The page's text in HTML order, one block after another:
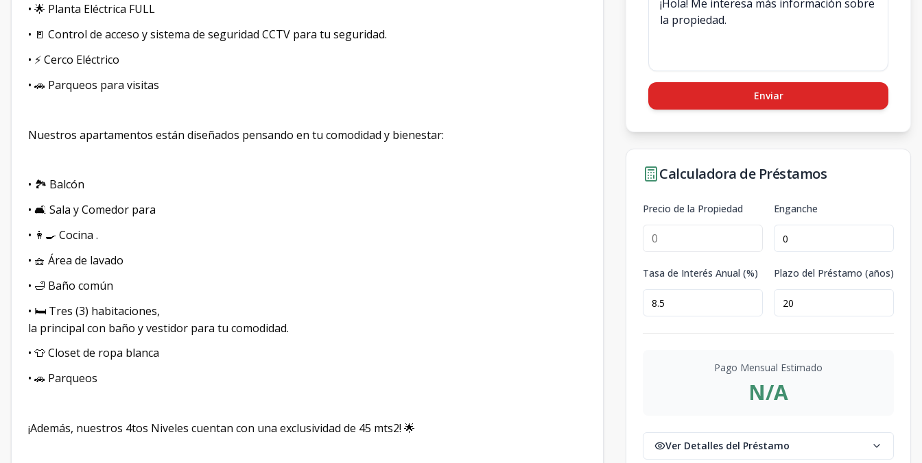
• 🌟 Planta Eléctrica FULL
• 🚪 Control de acceso y sistema de seguridad CCTV para tu seguridad.
• ⚡ Cerco Eléctrico
• 🚗 Parqueos para visitas
Nuestros apartamentos están diseñados pensando en tu comodidad y bienestar:
• 🏞️ Balcón
• 🛋️ Sala y Comedor para
• 👩‍🍳 Cocina .
• 🧺 Área de lavado
• 🛁 Baño común
• 🛏️ Tres (3) habitaciones,
la principal con baño y vestidor para tu comodidad.
• 👕 Closet de ropa blanca
• 🚗 Parqueos
¡Además, nuestros 4tos Niveles cuentan con una exclusividad de 45 mts2! 🌟
Enviar
Calculadora de Préstamos
Precio de la Propiedad Enganche
Tasa de Interés Anual (%) Plazo del Préstamo (años)
Pago Mensual Estimado
N/A
Ver Detalles del Préstamo